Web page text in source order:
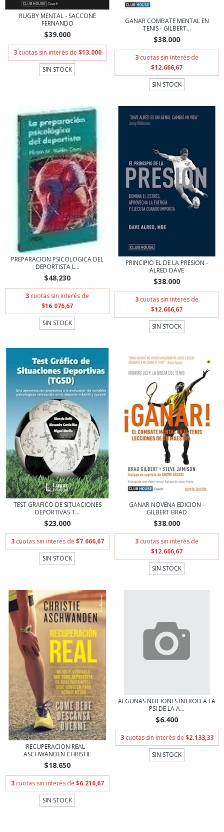
RUGBY MENTAL - SACCONE
FERNANDO
$39.000
3 cuotas sin interés de $13.000
SIN STOCK
GANAR COMBATE MENTAL EN
TENIS - GILBERT...
$38.000
3 cuotas sin interés de
$12.666,67
SIN STOCK
PREPARACION PSICOLOGICA DEL
DEPORTISTA L...
$48.230
3 cuotas sin interés de
$16.076,67
SIN STOCK
PRINCIPIO EL DE LA PRESION -
ALRED DAVE
$38.000
3 cuotas sin interés de
$12.666,67
SIN STOCK
TEST GRAFICO DE SITUACIONES
DEPORTIVAS T...
$23.000
3 cuotas sin interés de $7.666,67
SIN STOCK
GANAR NOVENA EDICION -
GILBERT BRAD
$38.000
3 cuotas sin interés de
$12.666,67
SIN STOCK
RECUPERACION REAL -
ASCHWANDEN CHRISTIE
$18.650
3 cuotas sin interés de $6.216,67
SIN STOCK
ALGUNAS NOCIONES INTROD A LA
PSI DE LA A...
$6.400
3 cuotas sin interés de $2.133,33
SIN STOCK